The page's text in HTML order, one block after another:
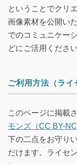
ということでクリ
画像素材を公開い
でのコミュニケー
どにご活用ください
ご利用方法（ライ
このページに掲載
モンズ（CC BY-
下の二点をお守り
だけます。ライセ